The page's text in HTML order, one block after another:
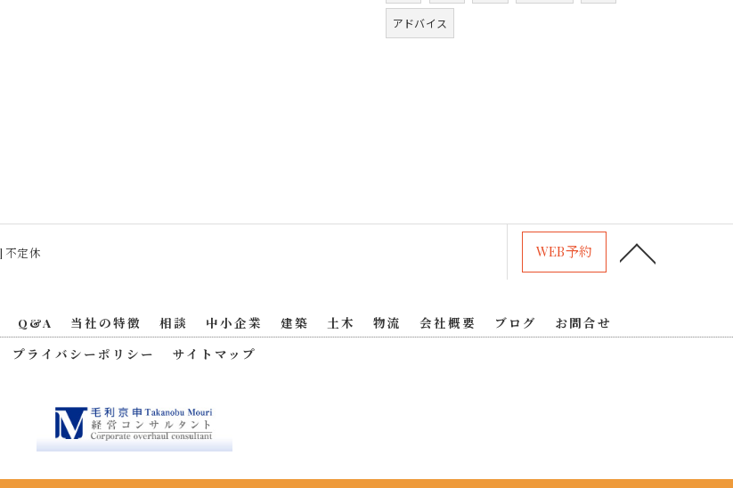
アドバイス
不定休 WEB予約
Q&A 当社の特徴 相談 中小企業 建築 土木 物流 会社概要 ブログ
お問合せ
プライバシーポリシー
サイトマップ